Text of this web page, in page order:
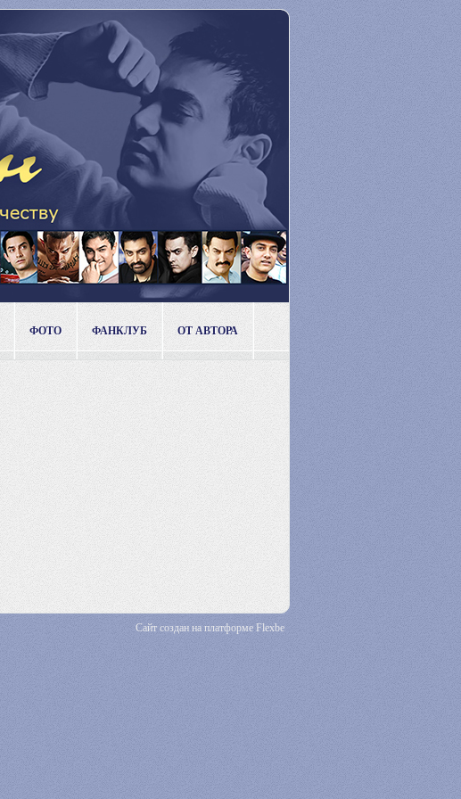
ФОТО ФАНКЛУБ ОТ АВТОРА
Сайт создан на платформе Flexbe